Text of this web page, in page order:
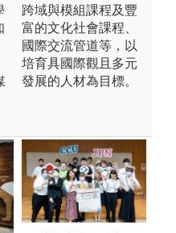
跨域與模組課程及豐
富的文化社會課程、
國際交流管道等，以
培育具國際觀且多元
發展的人材為目標。